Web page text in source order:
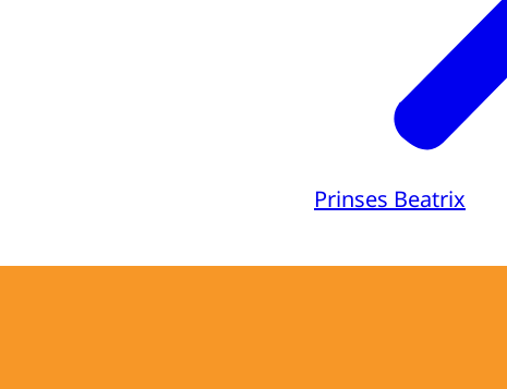
Prinses Beatrix